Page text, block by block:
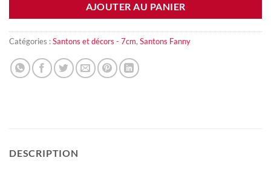
AJOUTER AU PANIER
Catégories :Santons et décors - 7cm, Santons Fanny
DESCRIPTION